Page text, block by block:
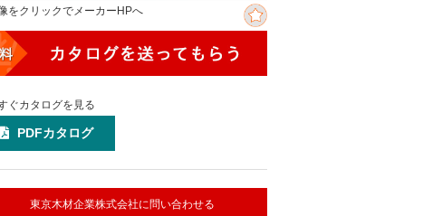
をクリックでメーカーHPへ
ぐカタログを見る
PDFカタログ
東京木材企業株式会社に問い合わせる